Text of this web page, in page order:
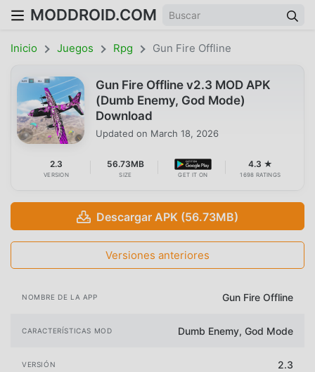
MODDROID.COM
Inicio Juegos Rpg Gun Fire Offline
Gun Fire Offline v2.3 MOD APK
(Dumb Enemy, God Mode)
Download
Updated on March 18, 2026
2.3
VERSION
56.73MB
SIZE GET IT ON
4.3 ★
1698 RATINGS
Descargar APK (56.73MB)
Versiones anteriores
NOMBRE DE LA APP Gun Fire Offline
CARACTERÍSTICAS MOD Dumb Enemy, God Mode
VERSIÓN 2.3